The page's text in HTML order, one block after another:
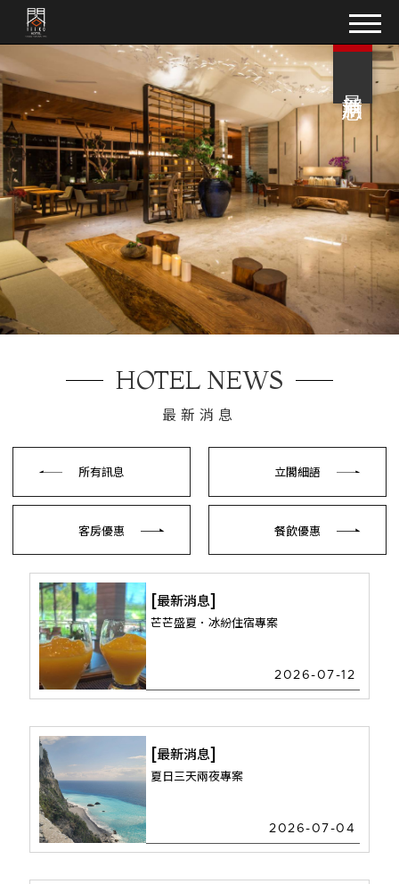
HOTEL NEWS
最新消息
所有訊息 立閣細語
客房優惠 餐飲優惠
最新消息
芒芒盛夏．冰紛住宿專案
2026-07-12
最新消息
夏日三天兩夜專案
2026-07-04